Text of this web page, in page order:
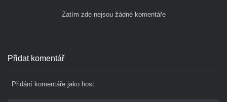
Zatím zde nejsou žádné komentáře
Přidat komentář
Přidání komentáře jako host.